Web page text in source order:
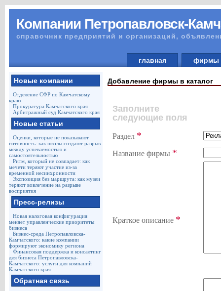
Компании Петропавловск-
справочник предприятий и организаций,
главная
Новые компании
Отделение СФР по Камчатскому
краю
Прокуратура Камчатского края
Арбитражный суд Камчатского края
Новые статьи
Оценки, которые не показывают
готовность: как школы создают разрыв
между успеваемостью и
самостоятельностью
Ритм, который не совпадает: как
мечети теряют участие из-за
временной несинхронности
Экспозиция без маршрута: как музеи
теряют вовлечение на разрыве
восприятия
Пресс-релизы
Новая налоговая конфигурация
меняет управленческие приоритеты
бизнеса
Бизнес-среда Петропавловска-
Камчатского: какие компании
формируют экономику региона
Финансовая поддержка и консалтинг
для бизнеса Петропавловска-
Камчатского: услуги для компаний
Камчатского края
Обратная связь
Добавление фирмы в каталог
Заполните
следующие поля
Раздел *
Название фирмы *
Краткое описание *